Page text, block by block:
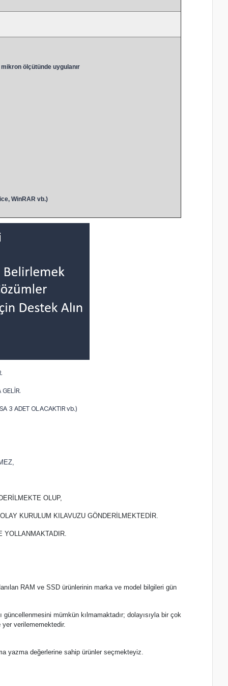
ölçütünde uygulanır
WinRAR vb.)
3 ADET OLACAKTIR vb.)
OLUP,
KURULUM KILAVUZU GÖNDERİLMEKTEDİR.
YOLLANMAKTADIR.
RAM ve SSD ürünlerinin marka ve model bilgileri gün
mümkün kılmamaktadır; dolayısıyla bir çok
verilememektedir.
yazma değerlerine sahip ürünler seçmekteyiz.